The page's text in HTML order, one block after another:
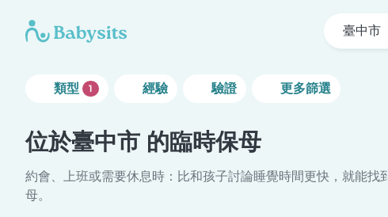
臺中市
類型 1 經驗 驗證 更多篩選
位於臺中市 的臨時保母
約會、上班或需要休息時：比和孩子討論睡覺時間更快，就能找
母。